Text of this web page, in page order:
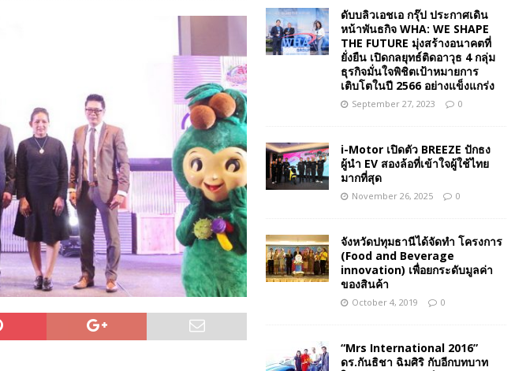
ดับบลิวเอชเอ กรุ๊ป ประกาศเดิน
หน้าพันธกิจ WHA: WE SHAPE
THE FUTURE มุ่งสร้างอนาคตที่
ยั่งยืน เปิดกลยุทธ์ติดอาวุธ 4 กลุ่ม
ธุรกิจมั่นใจพิชิตเป้าหมายการ
เติบโตในปี 2566 อย่างแข็งแกร่ง
September 27, 2023 0
i-Motor เปิดตัว BREEZE ปักธง
ผู้นำ EV สองล้อที่เข้าใจผู้ใช้ไทย
มากที่สุด
November 26, 2025 0
จังหวัดปทุมธานีได้จัดทำ โครงการ
(Food and Beverage
innovation) เพื่อยกระดับมูลค่า
ของสินค้า
October 4, 2019 0
“Mrs International 2016”
ดร.กันธิชา ฉิมศิริ กับอีกบทบาท